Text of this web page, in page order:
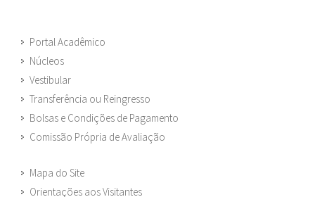
Portal Acadêmico
Núcleos
Vestibular
Transferência ou Reingresso
Bolsas e Condições de Pagamento
Comissão Própria de Avaliação
Mapa do Site
Orientações aos Visitantes